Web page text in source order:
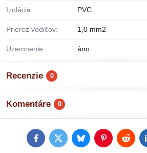
Izolácia: PVC
Prierez vodičov: 1,0 mm2
Uzemnenie: áno
Recenzie 0
Komentáre 0
FacebookTwitterBlueskyPinterestReddit